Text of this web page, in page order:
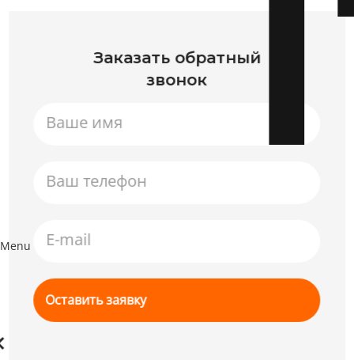
Menu
Заказать обратный
звонок